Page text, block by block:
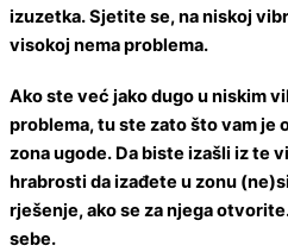
izuzetka. Sjetite se, na niskoj
visokoj nema problema.
Ako ste već jako dugo u niskim
problema, tu ste zato što vam je
zona ugode. Da biste izašli iz te
hrabrosti da izađete u zonu
rješenje, ako se za njega
sebe.